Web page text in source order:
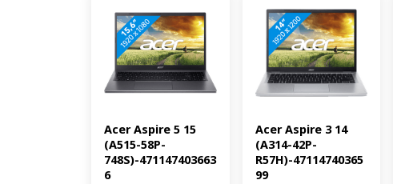
Acer Aspire 5 15
(A515-58P-
748S)-471147403663
6
Acer Aspire 3 14
(A314-42P-
R57H)-47114740365
99